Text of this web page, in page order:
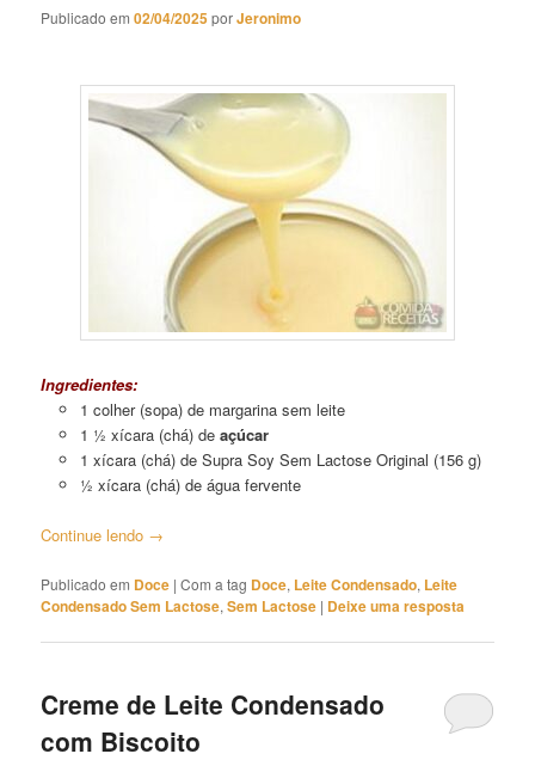
Publicado em02/04/2025porJeronimo
Ingredientes:
1 colher (sopa) de margarina sem leite
1 ½ xícara (chá) de açúcar
1 xícara (chá) de Supra Soy Sem Lactose Original (156 g)
½ xícara (chá) de água fervente
Continue lendo →
Publicado em Doce |Com a tag Doce, Leite Condensado, Leite
Condensado Sem Lactose,Sem Lactose | Deixe uma resposta
Creme de Leite Condensado
com Biscoito